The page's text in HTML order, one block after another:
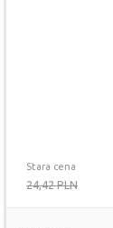
Stara cena
24,42 PLN